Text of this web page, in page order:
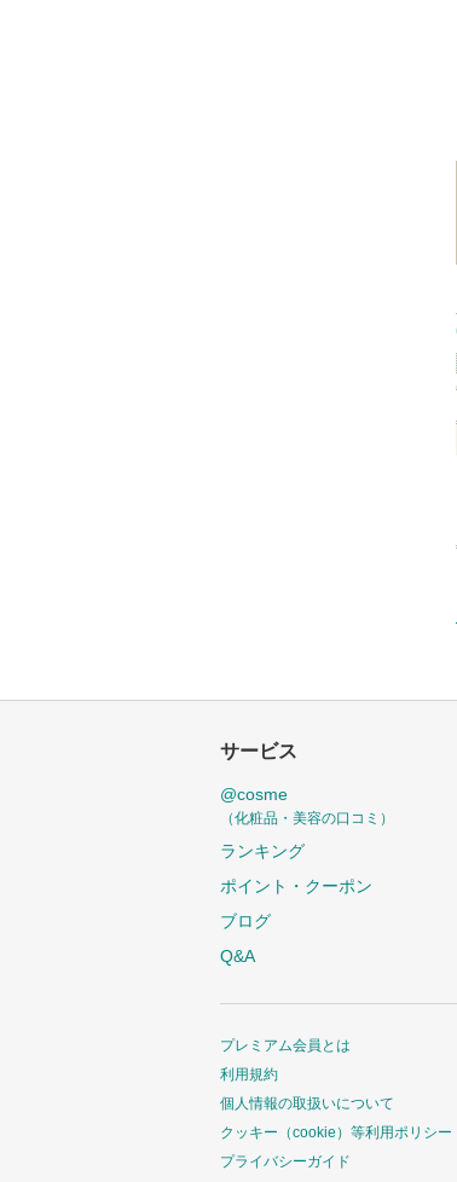
サービス
@cosme
（化粧品・美容の口コミ）
ランキング
ポイント・クーポン
ブログ
Q&A
プレミアム会員とは
利用規約
個人情報の取扱いについて
クッキー（cookie）等利用ポリシー
プライバシーガイド